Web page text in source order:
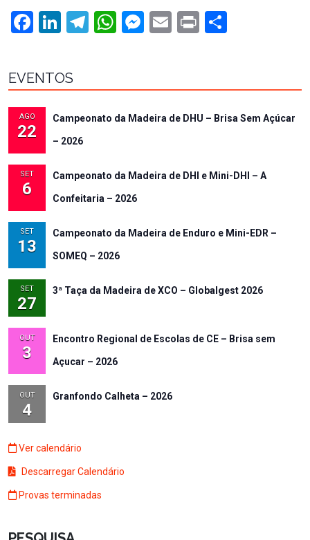
Facebook
LinkedIn
Telegram
WhatsApp
Messenger
Email
Print
EVENTOS
AGO
22
Campeonato da Madeira de DHU – Brisa Sem Açúcar
– 2026
SET
6
Campeonato da Madeira de DHI e Mini-DHI – A
Confeitaria – 2026
SET
13
Campeonato da Madeira de Enduro e Mini-EDR –
SOMEQ – 2026
SET
27
3ª Taça da Madeira de XCO – Globalgest 2026
OUT
3
Encontro Regional de Escolas de CE – Brisa sem
Açucar – 2026
OUT
4
Granfondo Calheta – 2026
Ver calendário
Descarregar Calendário
Provas terminadas